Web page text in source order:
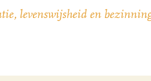
levenswijsheid en